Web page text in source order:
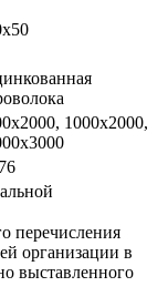
1000х2000,
перечисления
организации в
выставленного